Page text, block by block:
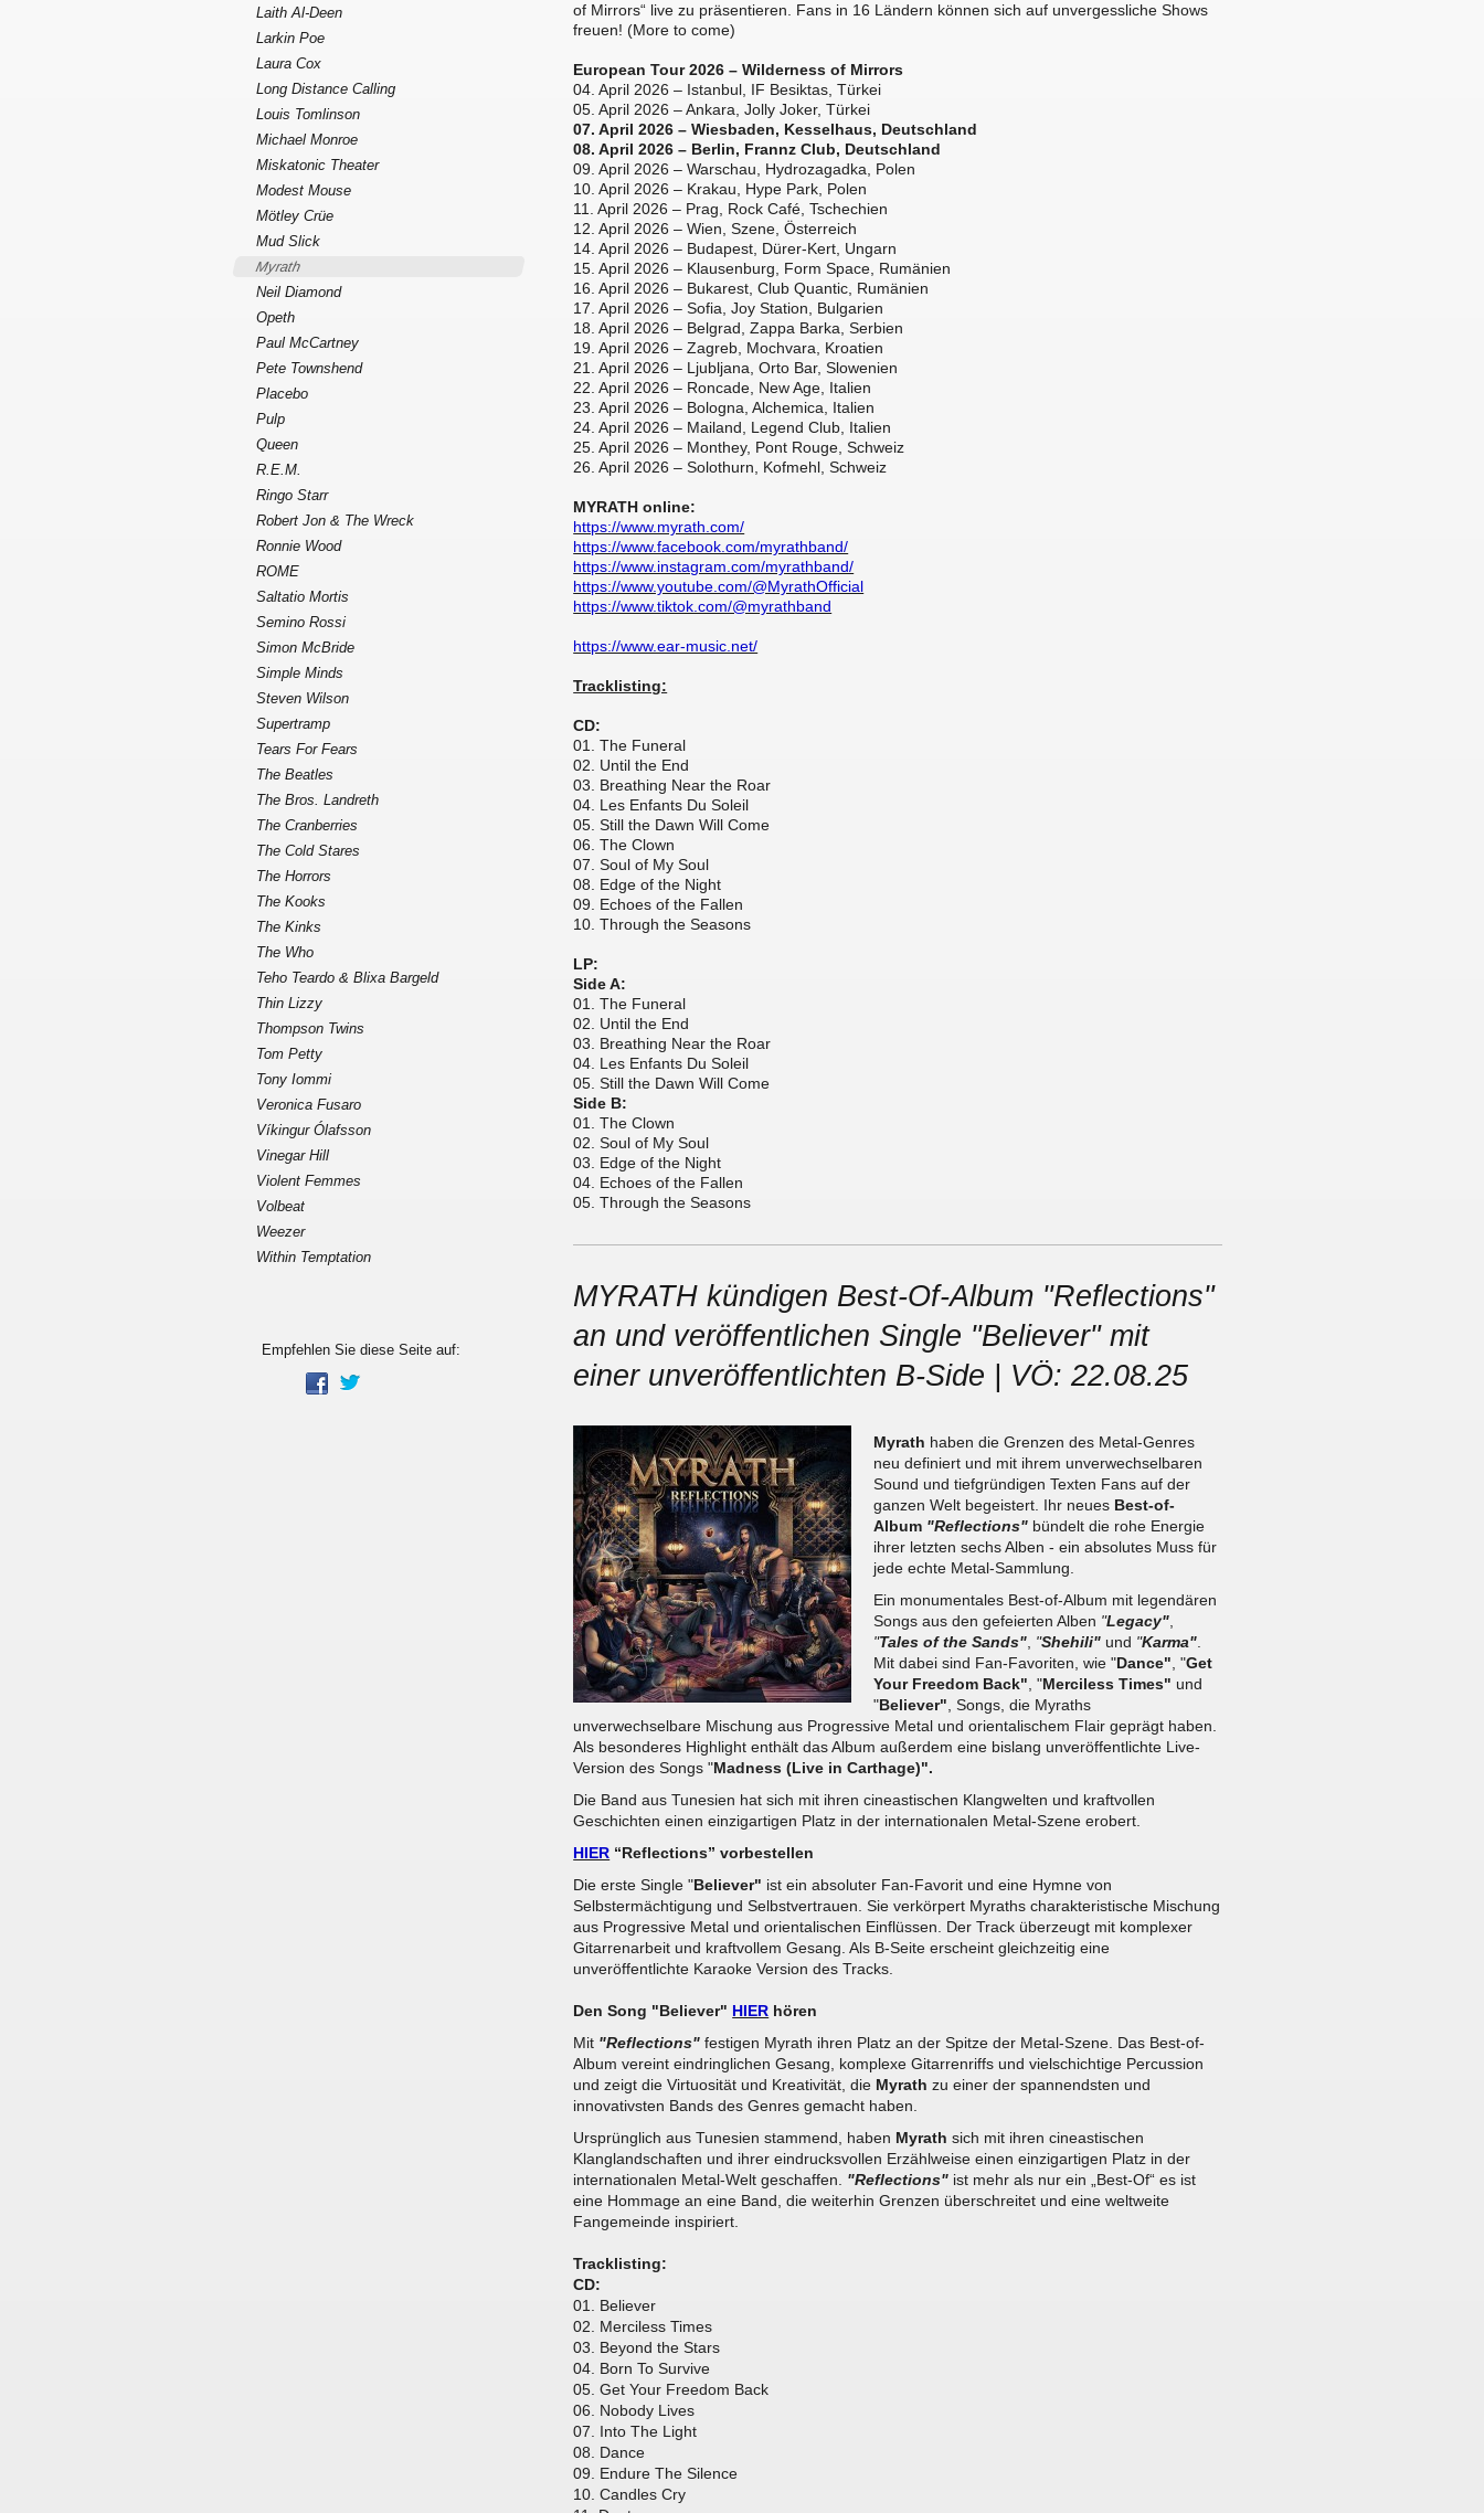
of Mirrors“ live zu präsentieren. Fans in 16 Ländern können sich auf unvergessliche Shows
freuen! (More to come)
European Tour 2026 – Wilderness of Mirrors
04. April 2026 – Istanbul, IF Besiktas, Türkei
05. April 2026 – Ankara, Jolly Joker, Türkei
07. April 2026 – Wiesbaden, Kesselhaus, Deutschland
08. April 2026 – Berlin, Frannz Club, Deutschland
09. April 2026 – Warschau, Hydrozagadka, Polen
10. April 2026 – Krakau, Hype Park, Polen
11. April 2026 – Prag, Rock Café, Tschechien
12. April 2026 – Wien, Szene, Österreich
14. April 2026 – Budapest, Dürer-Kert, Ungarn
15. April 2026 – Klausenburg, Form Space, Rumänien
16. April 2026 – Bukarest, Club Quantic, Rumänien
17. April 2026 – Sofia, Joy Station,
Bulgarien
18. April 2026 – Belgrad, Zappa Barka, Serbien
19. April 2026 – Zagreb, Mochvara, Kroatien
21. April 2026 – Ljubljana, Orto Bar, Slowenien
22. April 2026 – Roncade, New Age, Italien
23. April 2026 – Bologna, Alchemica, Italien
24. April 2026 – Mailand, Legend Club, Italien
25. April 2026 – Monthey, Pont Rouge, Schweiz
26. April 2026 – Solothurn, Kofmehl, Schweiz
MYRATH online:
https://www.myrath.com/
https://www.facebook.com/myrathband/
https://www.instagram.com/myrathband/
https://www.youtube.com/@MyrathOfficial
https://www.tiktok.com/@myrathband
https://www.ear-music.net/
Tracklisting:
CD:
01. The Funeral
02. Until the End
03. Breathing Near the Roar
04. Les Enfants Du Soleil
05. Still the Dawn Will Come
06. The Clown
07. Soul of My Soul
08. Edge of the Night
09. Echoes of the Fallen
10. Through the Seasons
LP:
Side A:
01. The Funeral
02. Until the End
03. Breathing Near the Roar
04. Les Enfants Du Soleil
05. Still the Dawn Will Come
Side B:
01. The Clown
02. Soul of My Soul
03. Edge of the Night
04. Echoes of the Fallen
05. Through the Seasons
MYRATH kündigen Best-Of-Album "Reflections"
an und veröffentlichen Single "Believer" mit
einer unveröffentlichten B-Side | VÖ: 22.08.25
Myrath haben die Grenzen des Metal-Genres
neu definiert und mit ihrem unverwechselbaren
Sound und tiefgründigen Texten Fans auf der
ganzen Welt begeistert. Ihr neues Best-of-
Album "Reflections" bündelt die rohe Energie
ihrer letzten sechs Alben - ein absolutes Muss für
jede echte Metal-Sammlung.
Ein monumentales Best-of-Album mit legendären
Songs aus den gefeierten Alben "Legacy"
"Tales of the Sands" "Shehili" und "Karma"
Mit dabei sind Fan-Favoriten, wie "Dance" , "Get
Your Freedom Back" , "Merciless Times" und
"Believer" , Songs, die Myraths
unverwechselbare Mischung aus Progressive Metal und orientalischem Flair geprägt haben.
Als besonderes Highlight enthält das Album außerdem eine bislang unveröffentlichte Live-
Version des Songs "Madness (Live in Carthage)".
Die Band aus Tunesien hat sich mit ihren cineastischen Klangwelten und kraftvollen
Geschichten einen einzigartigen Platz in der internationalen Metal-Szene erobert.
HIER “Reflections” vorbestellen
Die erste Single "Believer" ist ein absoluter Fan-Favorit und eine Hymne von
Selbstermächtigung und Selbstvertrauen. Sie verkörpert Myraths charakteristische Mischung
aus Progressive Metal und orientalischen Einflüssen. Der Track überzeugt mit komplexer
Gitarrenarbeit und kraftvollem Gesang. Als B-Seite erscheint gleichzeitig eine
unveröffentlichte Karaoke Version des Tracks.
Den Song "Believer" HIER hören
Mit "Reflections" festigen Myrath ihren Platz an der Spitze der Metal-Szene. Das Best-of-
Album vereint eindringlichen Gesang, komplexe Gitarrenriffs und vielschichtige Percussion
und zeigt die Virtuosität und Kreativität, die Myrath zu einer der spannendsten und
innovativsten Bands des Genres gemacht haben.
Ursprünglich aus Tunesien stammend, haben Myrath sich mit ihren cineastischen
Klanglandschaften und ihrer eindrucksvollen Erzählweise einen einzigartigen Platz in der
internationalen Metal-Welt geschaffen. "Reflections" ist mehr als nur ein „Best-Of“ es ist
eine Hommage an eine Band, die weiterhin Grenzen überschreitet und eine weltweite
Fangemeinde inspiriert.
Tracklisting:
CD:
01. Believer
02. Merciless Times
03. Beyond the Stars
04. Born To Survive
05. Get Your Freedom Back
06. Nobody Lives
07. Into The Light
08. Dance
09. Endure The Silence
10. Candles Cry
Laith Al-Deen
Larkin Poe
Laura Cox
Long Distance Calling
Louis Tomlinson
Michael Monroe
Miskatonic Theater
Modest Mouse
Mötley Crüe
Mud Slick
Myrath
Neil Diamond
Opeth
Paul McCartney
Pete Townshend
Placebo
Pulp
Queen
R.E.M.
Ringo Starr
Robert Jon & The Wreck
Ronnie Wood
ROME
Saltatio Mortis
Semino Rossi
Simon McBride
Simple Minds
Steven Wilson
Supertramp
Tears For Fears
The Beatles
The Bros. Landreth
The Cranberries
The Cold Stares
The Horrors
The Kooks
The Kinks
The Who
Teho Teardo & Blixa Bargeld
Thin Lizzy
Thompson Twins
Tom Petty
Tony Iommi
Veronica Fusaro
Víkingur Ólafsson
Vinegar Hill
Violent Femmes
Volbeat
Weezer
Within Temptation
Empfehlen Sie diese Seite auf: